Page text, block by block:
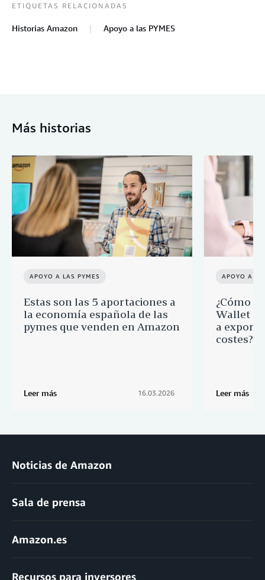
ETIQUETAS RELACIONADAS
Historias Amazon Apoyo a las PYMES
Más historias
APOYO A LAS PYMES
Estas son las 5 aportaciones a
la economía española de las
pymes que venden en Amazon
Leer más 16.03.2026
APOYO A
¿Cómo
Wallet a
a
costes?
Leer más
Noticias de Amazon
Sala de prensa
Amazon.es
Recursos para inversores